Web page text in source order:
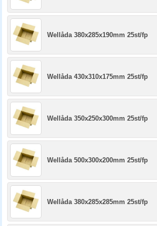
Wellåda 380x285x190mm 25st/fp
Wellåda 430x310x175mm 25st/fp
Wellåda 350x250x300mm 25st/fp
Wellåda 500x300x200mm 25st/fp
Wellåda 380x285x285mm 25st/fp